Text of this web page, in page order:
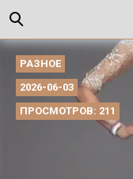
РАЗНОЕ
2026-06-03
ПРОСМОТРОВ: 211